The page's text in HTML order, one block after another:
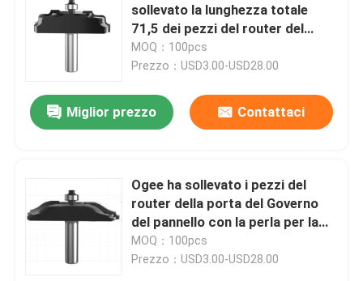
sollevato la lunghezza totale
71,5 dei pezzi del router del
pannello
MOQ：100pcs
Prezzo：USD3.00-USD28.00
Miglior prezzo Contattaci
Ogee ha sollevato i pezzi del
router della porta del Governo
del pannello con la perla per la
tavola del router
MOQ：100pcs
Prezzo：USD3.00-USD28.00